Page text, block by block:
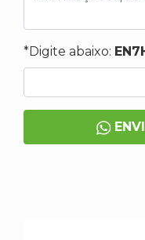
*Digite abaixo: